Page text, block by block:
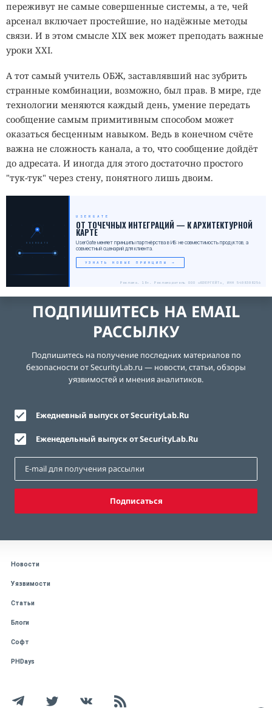
переживут не самые совершенные системы, а те, чей
арсенал включает простейшие, но надёжные методы
связи. И в этом смысле XIX век может преподать важные
уроки XXI.
А тот самый учитель ОБЖ, заставлявший нас зубрить
странные комбинации, возможно, был прав. В мире, где
технологии меняются каждый день, умение передать
сообщение самым примитивным способом может
оказаться бесценным навыком. Ведь в конечном счёте
важна не сложность канала, а то, что сообщение дойдёт
до адресата. И иногда для этого достаточно простого
"тук-тук" через стену, понятного лишь двоим.
USERGATE
USERGATE
ОТ ТОЧЕЧНЫХ ИНТЕГРАЦИЙ — К АРХИТЕКТУРНОЙ
КАРТЕ
UserGate меняет принципы партнёрства в ИБ: не совместимость продуктов, а
совместный сценарий для клиента.
УЗНАТЬ НОВЫЕ ПРИНЦИПЫ →
Реклама. 18+. Рекламодатель ООО «ЮЗЕРГЕЙТ», ИНН 5408308256
ПОДПИШИТЕСЬ НА EMAIL
РАССЫЛКУ
Подпишитесь на получение последних материалов по
безопасности от SecurityLab.ru — новости, статьи, обзоры
уязвимостей и мнения аналитиков.
Ежедневный выпуск от SecurityLab.Ru
Еженедельный выпуск от SecurityLab.Ru
Подписаться
Новости
Уязвимости
Статьи
Блоги
Софт
PHDays